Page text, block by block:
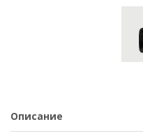
Описание